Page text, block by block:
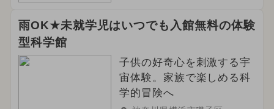
雨OK★未就学児はいつでも入館無料の体験
型科学館
子供の好奇心を刺激する宇
宙体験。家族で楽しめる科
学的冒険へ